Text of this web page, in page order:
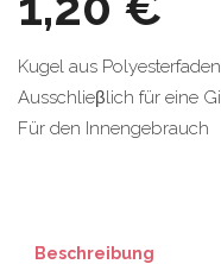
Kugel aus Polyesterfaden
Ausschlieβlich für eine
Für den Innengebrauch
Beschreibung